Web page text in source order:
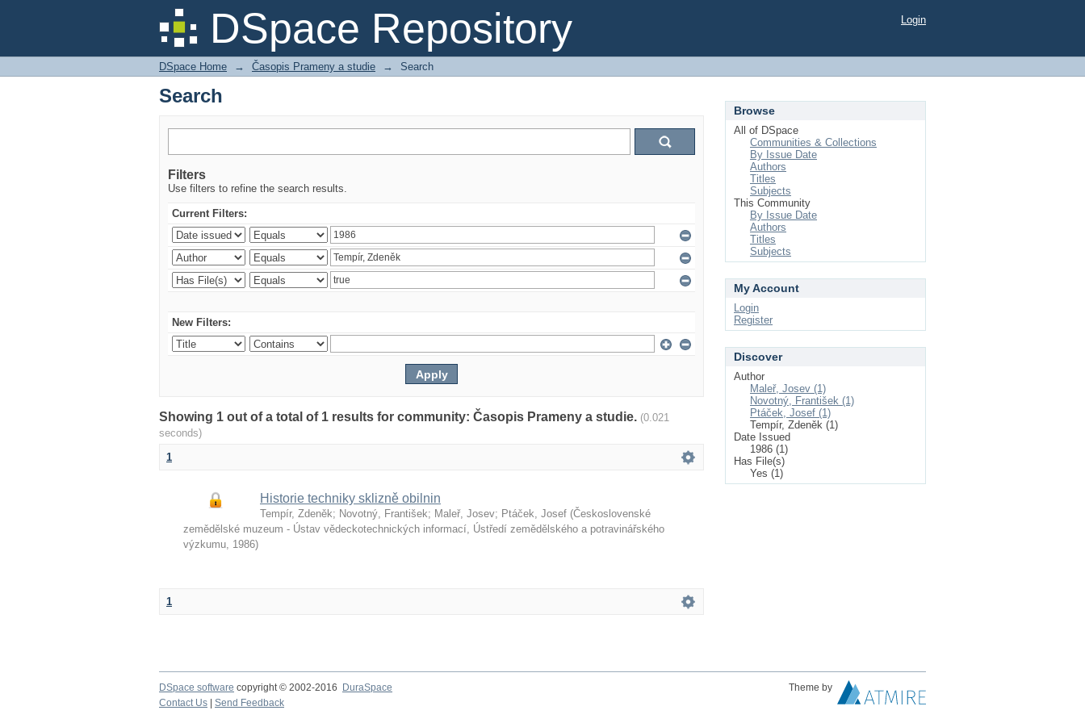
DSpace Repository
Search Login
DSpace Home → Časopis Prameny a studie → Search
Search
Filters
Use filters to refine the search results.
Current Filters:
New Filters:
Showing 1 out of a total of 1 results for community: Časopis Prameny a studie. (0.021
seconds)
1
Historie techniky sklizně obilnin
Tempír, Zdeněk; Novotný, František; Maleř, Josev; Ptáček, Josef (Československé
zemědělské muzeum - Ústav vědeckotechnických informací, Ústředí zemědělského a potravinářského
výzkumu, 1986)
1
Browse
All of DSpace
Communities & Collections
By Issue Date
Authors
Titles
Subjects
This Community
By Issue Date
Authors
Titles
Subjects
My Account
Login
Register
Discover
Author
Maleř, Josev (1)
Novotný, František (1)
Ptáček, Josef (1)
Tempír, Zdeněk (1)
Date Issued
1986 (1)
Has File(s)
Yes (1)
DSpace software copyright © 2002-2016 DuraSpace
Theme by
Contact Us
Send Feedback